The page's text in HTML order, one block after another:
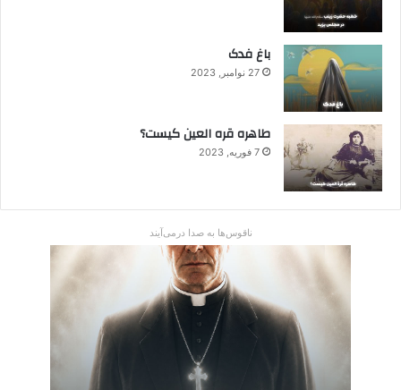
باغ فدک
27 نوامبر, 2023
طاهره قره العین کیست؟
7 فوریه, 2023
ناقوس‌ها به صدا در‌می‌آیند